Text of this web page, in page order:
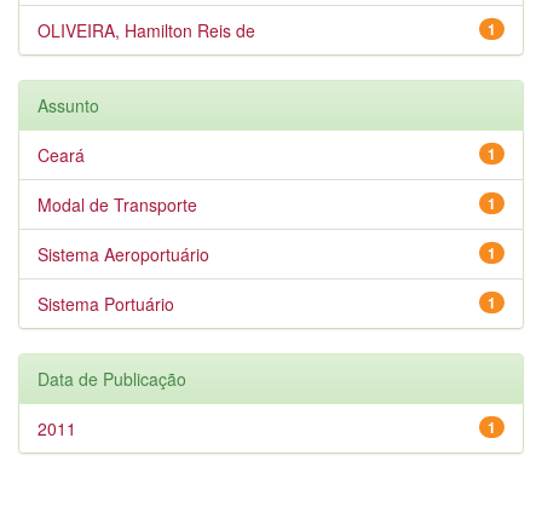
1
OLIVEIRA, Hamilton Reis de
Assunto
1
Ceará
1
Modal de Transporte
1
Sistema Aeroportuário
1
Sistema Portuário
Data de Publicação
1
2011